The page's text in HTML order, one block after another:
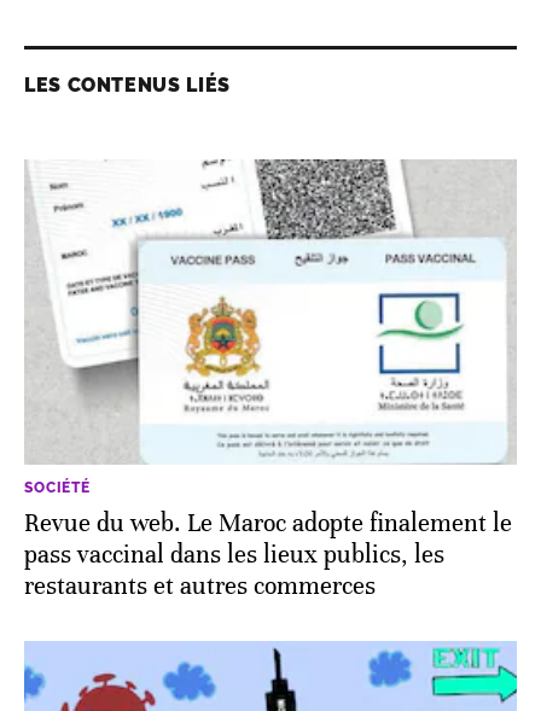
LES CONTENUS LIÉS
SOCIÉTÉ
Revue du web. Le Maroc adopte finalement le
pass vaccinal dans les lieux publics, les
restaurants et autres commerces